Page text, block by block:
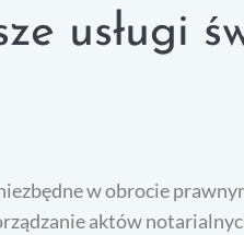
usługi
w obrocie
aktów